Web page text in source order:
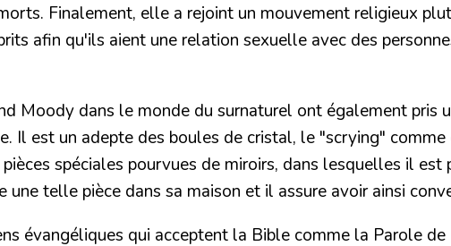
Finalement, elle a rejoint un mouvement religieux
afin qu'ils aient une relation sexuelle avec des
Moody dans le monde du surnaturel ont également pris
Il est un adepte des boules de cristal, le "scrying"
spéciales pourvues de miroirs, dans lesquelles il
telle pièce dans sa maison et il assure avoir ainsi
évangéliques qui acceptent la Bible comme la Parole